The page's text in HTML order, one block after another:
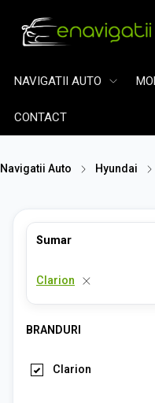
NAVIGATII AUTO
CONTACT
Navigatii Auto Hyundai
Sumar
Clarion
BRANDURI
Clarion